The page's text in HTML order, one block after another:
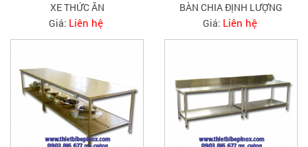
XE THỨC ĂN
Giá: Liên hệ
BÀN CHIA ĐỊNH LƯỢNG
Giá: Liên hệ